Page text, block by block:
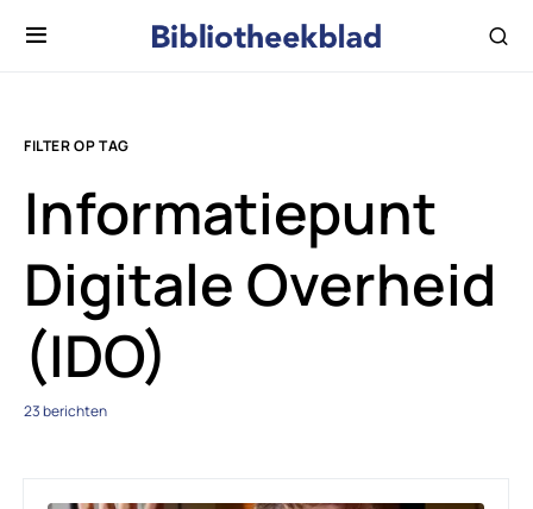
FILTER OP TAG
Informatiepunt
Digitale Overheid
(IDO)
23 berichten